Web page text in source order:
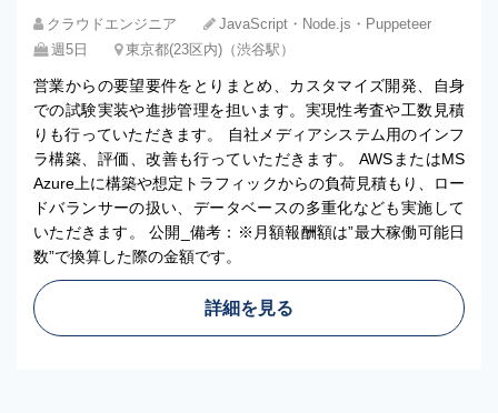
クラウドエンジニア
JavaScript・Node.js・Puppeteer
週5日
東京都(23区内)（渋谷駅）
営業からの要望要件をとりまとめ、カスタマイズ開発、自身
での試験実装や進捗管理を担います。実現性考査や工数見積
りも行っていただきます。 自社メディアシステム用のインフ
ラ構築、評価、改善も行っていただきます。 AWSまたはMS
Azure上に構築や想定トラフィックからの負荷見積もり、ロー
ドバランサーの扱い、データベースの多重化なども実施して
いただきます。 公開_備考：※月額報酬額は”最大稼働可能日
数”で換算した際の金額です。
詳細を見る